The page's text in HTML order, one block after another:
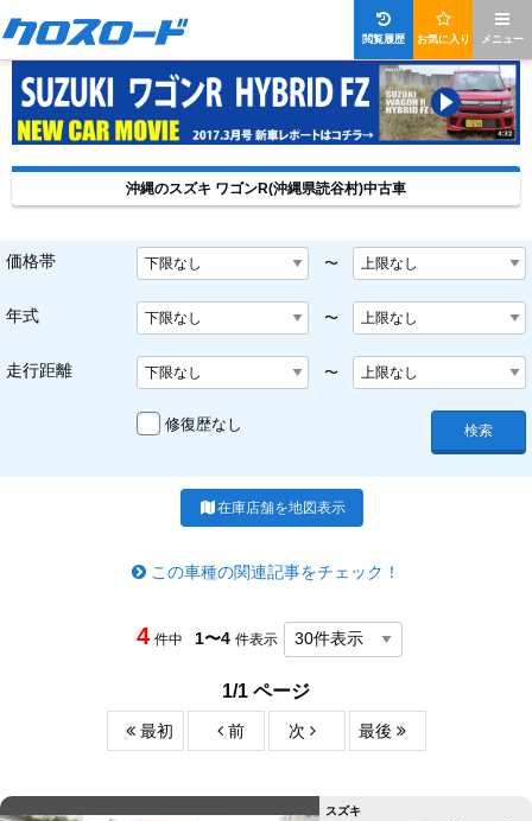
メニュー
お気に入り
閲覧履歴
沖縄のスズキ ワゴンR(沖縄県読谷村)中古車
価格帯 〜
年式 〜
走行距離 〜
修復歴なし 検索
在庫店舗を地図表示
この車種の関連記事をチェック！
4 件中 1〜4 件表示
1/1 ページ
最初 前 次 最後
スズキ